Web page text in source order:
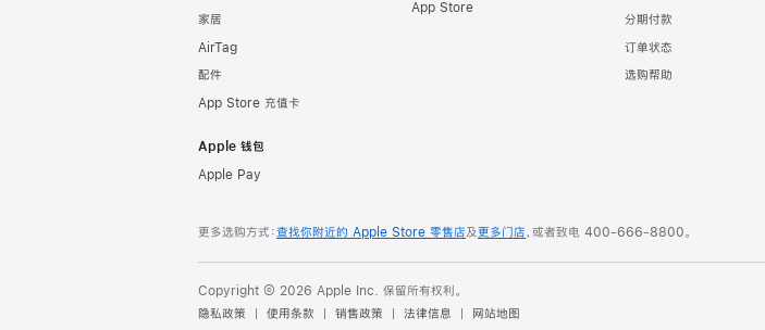
家居
AirTag
配件
App Store 充值卡
Apple 钱包
Apple Pay
App Store
分期付款
订单状态
选购帮助
更多选购方式：查找你附近的 Apple Store 零售店及更多门店，或者致电 400-666-8800。
Copyright © 2026 Apple Inc. 保留所有权利。
隐私政策
使用条款 销售政策 法律信息 网站地图